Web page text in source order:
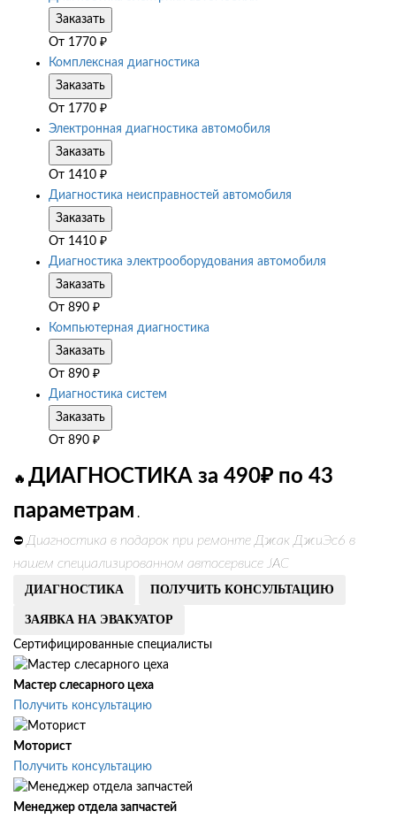
Заказать
От 1770 ₽
Комплексная диагностика
Заказать
От 1770 ₽
Электронная диагностика автомобиля
Заказать
От 1410 ₽
Диагностика неисправностей автомобиля
Заказать
От 1410 ₽
Диагностика электрооборудования автомобиля
Заказать
От 890 ₽
Компьютерная диагностика
Заказать
От 890 ₽
Диагностика систем
Заказать
От 890 ₽
🔥 ДИАГНОСТИКА за 490₽ по 43
параметрам .
⛔ Диагностика в подарок при ремонте Джак ДжиЭс6 в
нашем специализированном автосервисе JAC
ДИАГНОСТИКА ПОЛУЧИТЬ КОНСУЛЬТАЦИЮ
ЗАЯВКА НА ЭВАКУАТОР
Сертифицированные специалисты
Мастер слесарного цеха
Получить консультацию
Моторист
Получить консультацию
Менеджер отдела запчастей